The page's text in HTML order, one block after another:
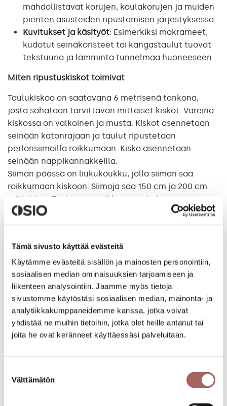
Tämä sivusto käyttää evästeitä
Käytämme evästeitä sisällön ja mainosten personointiin,
sosiaalisen median ominaisuuksien tarjoamiseen ja
liikenteen analysointiin. Jaamme myös tietoja
sivustomme käytöstäsi sosiaalisen median, mainonta- ja
analytiikkakumppaneidemme kanssa, jotka voivat
yhdistää ne muihin tietoihin, jotka olet heille antanut tai
joita he ovat keränneet käyttäessäsi palveluitaan.
valinta
Välttämätön
mahdollistavat korujen, kaulakorujen ja muiden
pienten asusteiden ripustamisen järjestyksessä.
Kuvitukset ja käsityöt: Esimerkiksi makrameet,
kudotut seinäkoristeet tai kangastaulut tuovat
tekstuuria ja lämmintä tunnelmaa huoneeseen.
Miten ripustuskiskot toimivat
Taulukiskoa on saatavana 6 metrisenä tankona,
josta sahataan tarvittavan mittaiset kiskot. Väreinä
kiskossa on valkoinen ja musta. Kiskot asennetaan
seinään katonrajaan ja taulut ripustetaan
perlonsiimoilla roikkumaan. Kisko asennetaan
seinään nappikannakkeilla.
Siiman päässä on liukukoukku, jolla siiman saa
roikkumaan kiskoon. Siimoja saa 150 cm ja 200 cm
mittaisina. Taulun saa roikkumaan haluamaansa
korkeuteen jousi- tai siimalukolla, joka pujotetaan
AIHEPIIRIT: VERHOKISKOT
EDELLINEN SEURAAVA
kannakkeiden valinta